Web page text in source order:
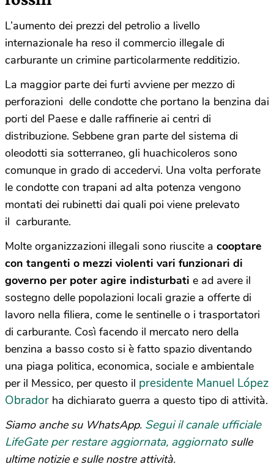
L’aumento dei prezzi del petrolio a livello
internazionale ha reso il commercio illegale di
carburante un crimine particolarmente redditizio.
La maggior parte dei furti avviene per mezzo di
perforazioni delle condotte che portano la benzina dai
porti del Paese e dalle raffinerie ai centri di
distribuzione. Sebbene gran parte del sistema di
oleodotti sia sotterraneo, gli huachicoleros sono
comunque in grado di accedervi. Una volta perforate
le condotte con trapani ad alta potenza vengono
montati dei rubinetti dai quali poi viene prelevato
il carburante.
Molte organizzazioni illegali sono riuscite a cooptare
con tangenti o mezzi violenti vari funzionari di
governo per poter agire indisturbati e ad avere il
sostegno delle popolazioni locali grazie a offerte di
lavoro nella filiera, come le sentinelle o i trasportatori
di carburante. Così facendo il mercato nero della
benzina a basso costo si è fatto spazio diventando
una piaga politica, economica, sociale e ambientale
per il Messico, per questo il presidente Manuel López
Obrador ha dichiarato guerra a questo tipo di attività.
Siamo anche su WhatsApp. Segui il canale ufficiale
LifeGate per restare aggiornata, aggiornato sulle
ultime notizie e sulle nostre attività.